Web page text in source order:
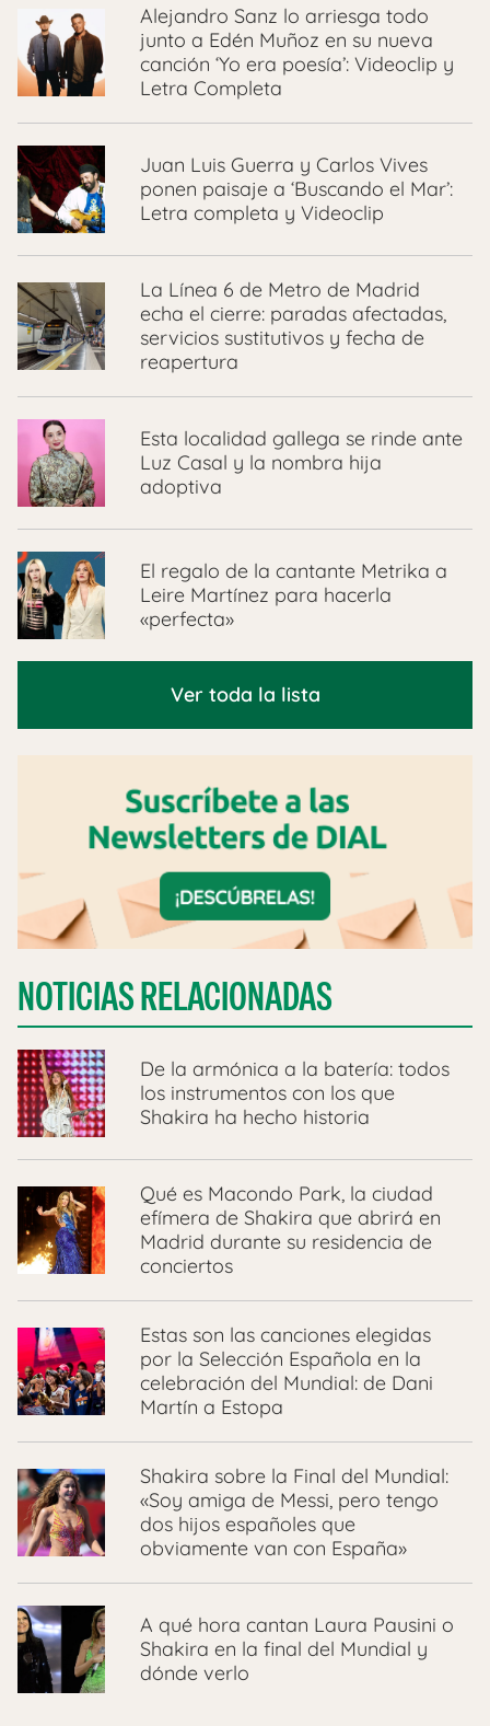
Alejandro Sanz lo arriesga todo
junto a Edén Muñoz en su nueva
canción ‘Yo era poesía’: Videoclip y
Letra Completa
Juan Luis Guerra y Carlos Vives
ponen paisaje a ‘Buscando el Mar’:
Letra completa y Videoclip
La Línea 6 de Metro de Madrid
echa el cierre: paradas afectadas,
servicios sustitutivos y fecha de
reapertura
Esta localidad gallega se rinde ante
Luz Casal y la nombra hija
adoptiva
El regalo de la cantante Metrika a
Leire Martínez para hacerla
«perfecta»
Ver toda la lista
NOTICIAS RELACIONADAS
De la armónica a la batería: todos
los instrumentos con los que
Shakira ha hecho historia
Qué es Macondo Park, la ciudad
efímera de Shakira que abrirá en
Madrid durante su residencia de
conciertos
Estas son las canciones elegidas
por la Selección Española en la
celebración del Mundial: de Dani
Martín a Estopa
Shakira sobre la Final del Mundial:
«Soy amiga de Messi, pero tengo
dos hijos españoles que
obviamente van con España»
A qué hora cantan Laura Pausini o
Shakira en la final del Mundial y
dónde verlo